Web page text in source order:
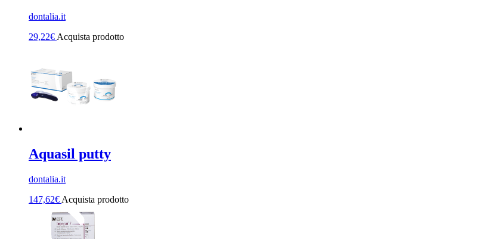
dontalia.it
29,22€ Acquista prodotto
Aquasil putty
dontalia.it
147,62€ Acquista prodotto